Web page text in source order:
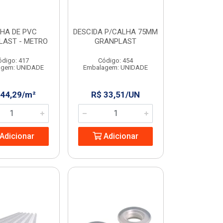
DE PVC
- METRO
417
UNIDADE
m²
DESCIDA P/CALHA 75MM
GRANPLAST
Código: 454
Embalagem: UNIDADE
R$ 33,51/UN
Adicionar